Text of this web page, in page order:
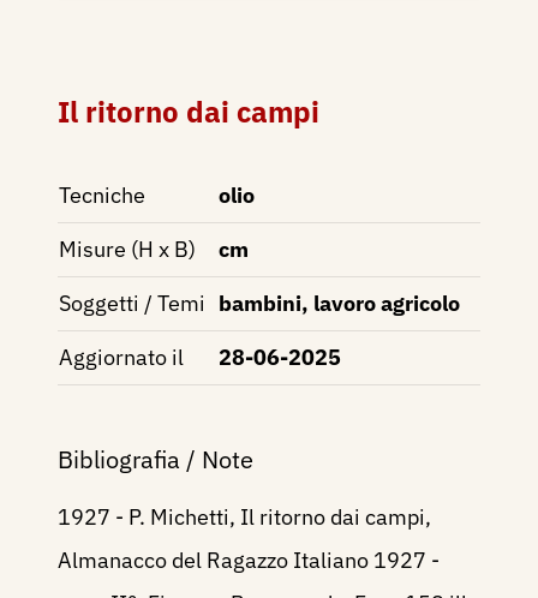
Il ritorno dai campi
Tecniche
olio
Misure (H x B)
cm
Soggetti / Temi
bambini, lavoro agricolo
Aggiornato il
28-06-2025
Bibliografia / Note
1927 - P. Michetti, Il ritorno dai campi,
Almanacco del Ragazzo Italiano 1927 -